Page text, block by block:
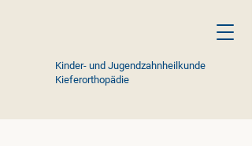
Kinder- und Jugendzahnheilkunde
Kieferorthopädie